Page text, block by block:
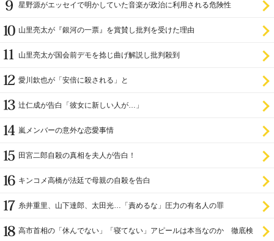
星野源がエッセイで明かしていた音楽が政治に利用される危険性
山里亮太が『銀河の一票』を賞賛し批判を受けた理由
山里亮太が国会前デモを捻じ曲げ解説し批判殺到
愛川欽也が「安倍に殺される」と
辻仁成が告白「彼女に新しい人が…」
嵐メンバーの意外な恋愛事情
田宮二郎自殺の真相を夫人が告白！
キンコメ高橋が法廷で母親の自殺を告白
糸井重里、山下達郎、太田光…「責めるな」圧力の有名人の罪
高市首相の「休んでない」「寝てない」アピールは本当なのか 徹底検